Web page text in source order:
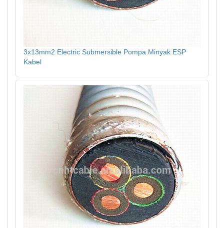
3x13mm2 Electric Submersible Pompa Minyak ESP
Kabel